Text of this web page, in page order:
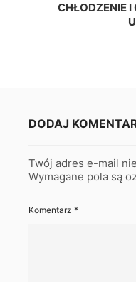
CHŁODZENIE
DODAJ
Twój adres e-mail
Wymagane pola są
Komentarz *